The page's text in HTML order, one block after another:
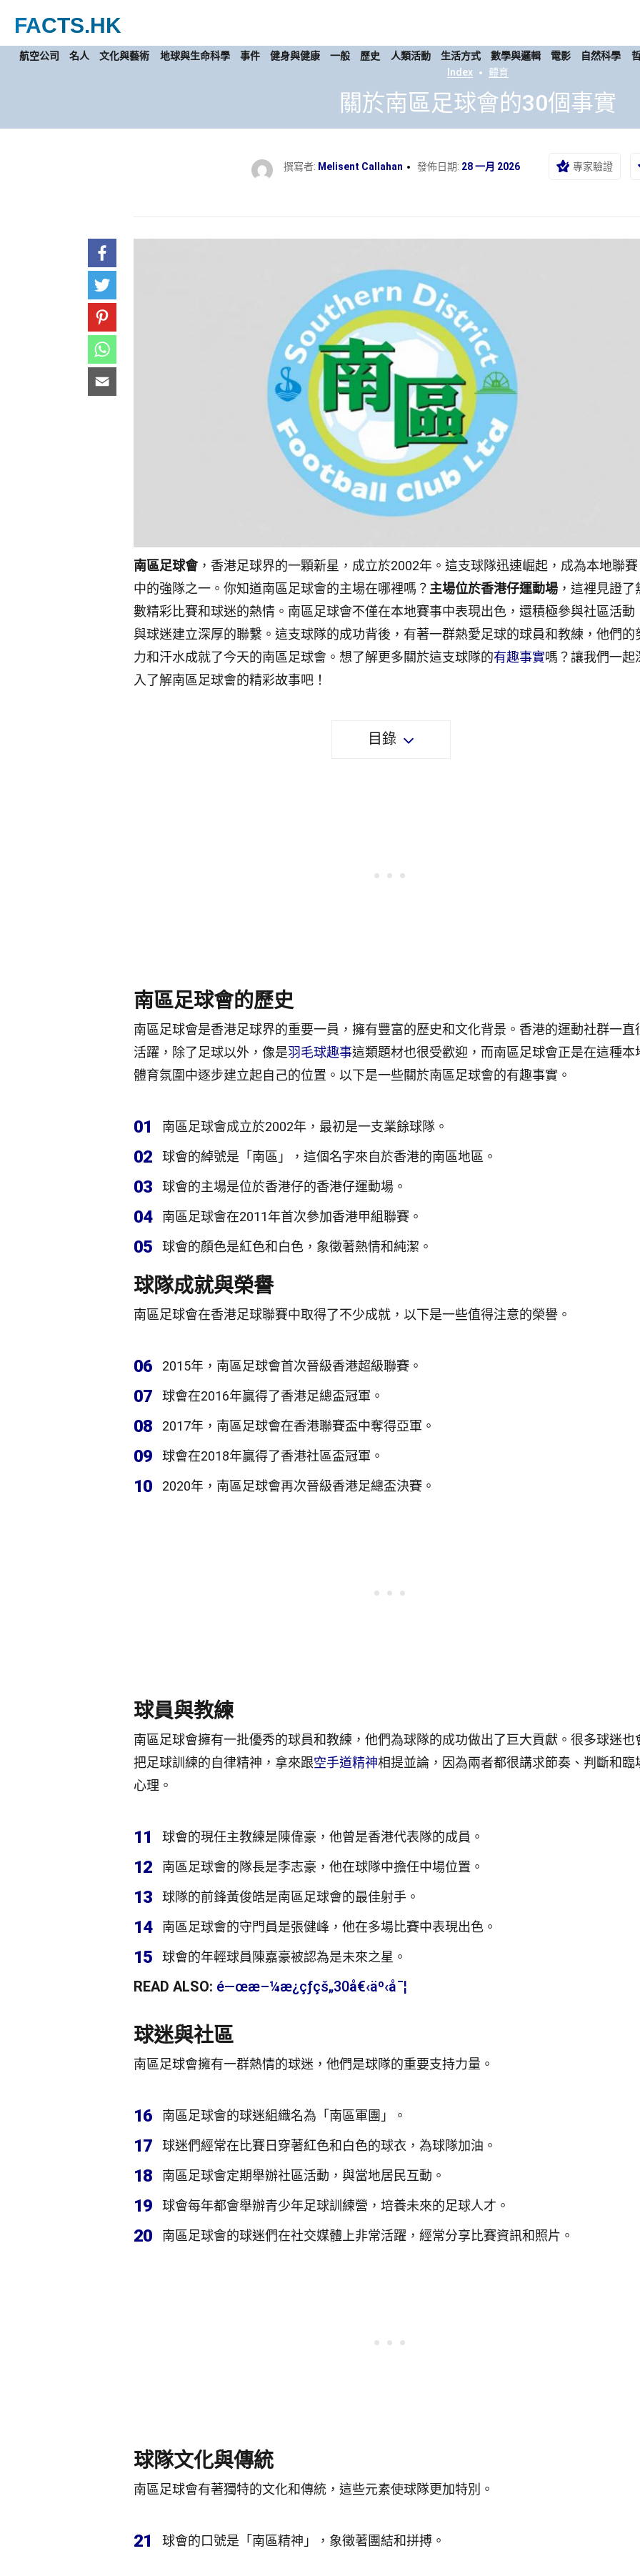
FACTS.HK
航空公司 名人 文化與藝術 地球與生命科學 事件 健身與健康 一般 歷史 人類活動 生活方式 數學與邏輯 電影 自然科學
Index
體育
關於南區足球會的30個事實
撰寫者: Melisent Callahan 發佈日期: 28 一月 2026 專家驗證
南區足球會，香港足球界的一顆新星，成立於2002年。這支球隊迅速崛起，成為本地聯賽
中的強隊之一。你知道南區足球會的主場在哪裡嗎？ 主場位於香港仔運動場 ，這裡見證了
數精彩比賽和球迷的熱情。南區足球會不僅在本地賽事中表現出色，還積極參與社區活動
與球迷建立深厚的聯繫。這支球隊的成功背後，有著一群熱愛足球的球員和教練，他們的
力和汗水成就了今天的南區足球會。想了解更多關於這支球隊的有趣事實嗎？讓我們一起
入了解南區足球會的精彩故事吧！
目錄
南區足球會的歷史
南區足球會是香港足球界的重要一員，擁有豐富的歷史和文化背景。香港的運動社群一直
活躍，除了足球以外，像是羽毛球趣事這類題材也很受歡迎，而南區足球會正是在這種本
體育氛圍中逐步建立起自己的位置。以下是一些關於南區足球會的有趣事實。
01 南區足球會成立於2002年，最初是一支業餘球隊。
02 球會的綽號是「南區」，這個名字來自於香港的南區地區。
03 球會的主場是位於香港仔的香港仔運動場。
04 南區足球會在2011年首次參加香港甲組聯賽。
05 球會的顏色是紅色和白色，象徵著熱情和純潔。
球隊成就與榮譽
南區足球會在香港足球聯賽中取得了不少成就，以下是一些值得注意的榮譽。
06 2015年，南區足球會首次晉級香港超級聯賽。
07 球會在2016年贏得了香港足總盃冠軍。
08 2017年，南區足球會在香港聯賽盃中奪得亞軍。
09 球會在2018年贏得了香港社區盃冠軍。
10 2020年，南區足球會再次晉級香港足總盃決賽。
球員與教練
南區足球會擁有一批優秀的球員和教練，他們為球隊的成功做出了巨大貢獻。很多球迷也
把足球訓練的自律精神，拿來跟空手道精神相提並論，因為兩者都很講求節奏、判斷和臨
心理。
11 球會的現任主教練是陳偉豪，他曾是香港代表隊的成員。
12 南區足球會的隊長是李志豪，他在球隊中擔任中場位置。
13 球隊的前鋒黃俊皓是南區足球會的最佳射手。
14 南區足球會的守門員是張健峰，他在多場比賽中表現出色。
15 球會的年輕球員陳嘉豪被認為是未來之星。
READ ALSO: é—œæ–¼æ¿çƒçš„30å€‹äº‹å¯¦
球迷與社區
南區足球會擁有一群熱情的球迷，他們是球隊的重要支持力量。
16 南區足球會的球迷組織名為「南區軍團」。
17 球迷們經常在比賽日穿著紅色和白色的球衣，為球隊加油。
18 南區足球會定期舉辦社區活動，與當地居民互動。
19 球會每年都會舉辦青少年足球訓練營，培養未來的足球人才。
20 南區足球會的球迷們在社交媒體上非常活躍，經常分享比賽資訊和照片。
球隊文化與傳統
南區足球會有著獨特的文化和傳統，這些元素使球隊更加特別。
21 球會的口號是「南區精神」，象徵著團結和拼搏。